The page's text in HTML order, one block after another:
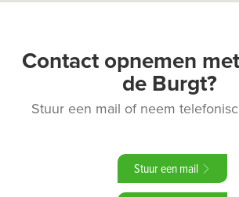
Contact opnemen met
de Burgt?
Stuur een mail of neem
Stuur een mail